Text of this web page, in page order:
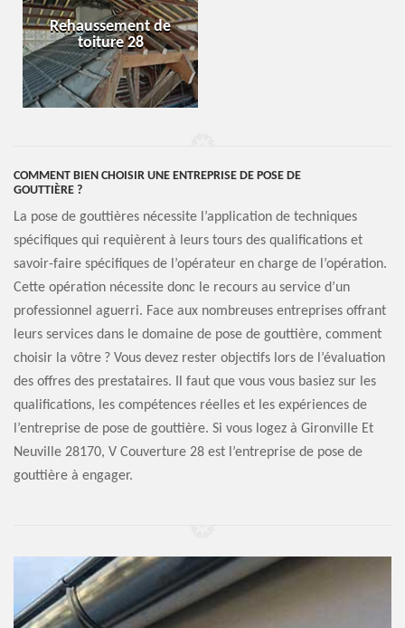
Rehaussement de
toiture 28
COMMENT BIEN CHOISIR UNE ENTREPRISE DE POSE DE
GOUTTIÈRE ?
La pose de gouttières nécessite l’application de techniques
spécifiques qui requièrent à leurs tours des qualifications et
savoir-faire spécifiques de l’opérateur en charge de l’opération.
Cette opération nécessite donc le recours au service d’un
professionnel aguerri. Face aux nombreuses entreprises offrant
leurs services dans le domaine de pose de gouttière, comment
choisir la vôtre ? Vous devez rester objectifs lors de l’évaluation
des offres des prestataires. Il faut que vous vous basiez sur les
qualifications, les compétences réelles et les expériences de
l’entreprise de pose de gouttière. Si vous logez à Gironville Et
Neuville 28170, V Couverture 28 est l’entreprise de pose de
gouttière à engager.